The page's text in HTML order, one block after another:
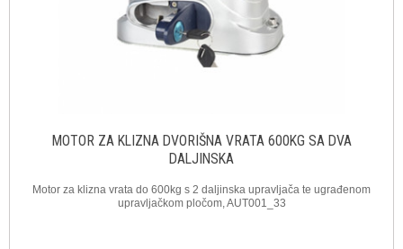
MOTOR ZA KLIZNA DVORIŠNA VRATA 600KG SA DVA
DALJINSKA
Motor za klizna vrata do 600kg s 2 daljinska upravljača te ugrađenom
upravljačkom pločom, AUT001_33